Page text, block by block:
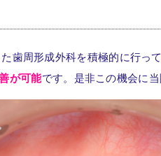
歯周形成外科を積極的に行って
が可能です。是非この機会に当